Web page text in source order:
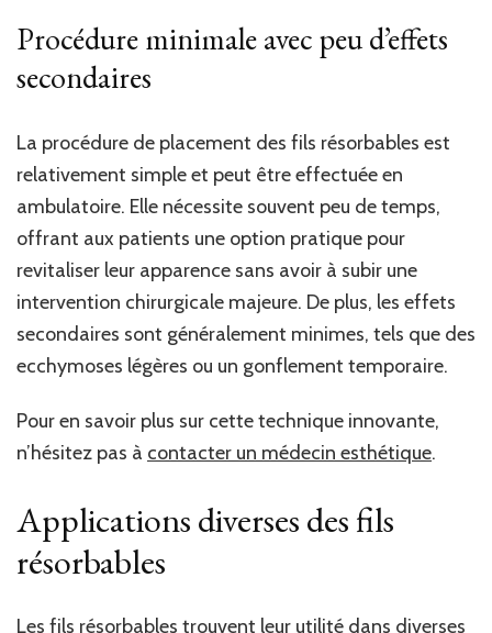
Procédure minimale avec peu d’effets
secondaires
La procédure de placement des fils résorbables est
relativement simple et peut être effectuée en
ambulatoire. Elle nécessite souvent peu de temps,
offrant aux patients une option pratique pour
revitaliser leur apparence sans avoir à subir une
intervention chirurgicale majeure. De plus, les effets
secondaires sont généralement minimes, tels que des
ecchymoses légères ou un gonflement temporaire.
Pour en savoir plus sur cette technique innovante,
n’hésitez pas à contacter un médecin esthétique.
Applications diverses des fils
résorbables
Les fils résorbables trouvent leur utilité dans diverses